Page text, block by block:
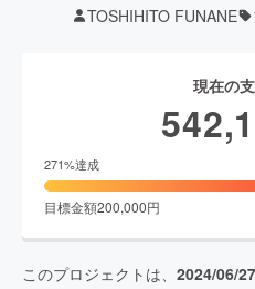
TOSHIHITO FUNANE
現在の
271%達成
目標金額200,000円
このプロジェクトは、 2024/06/27